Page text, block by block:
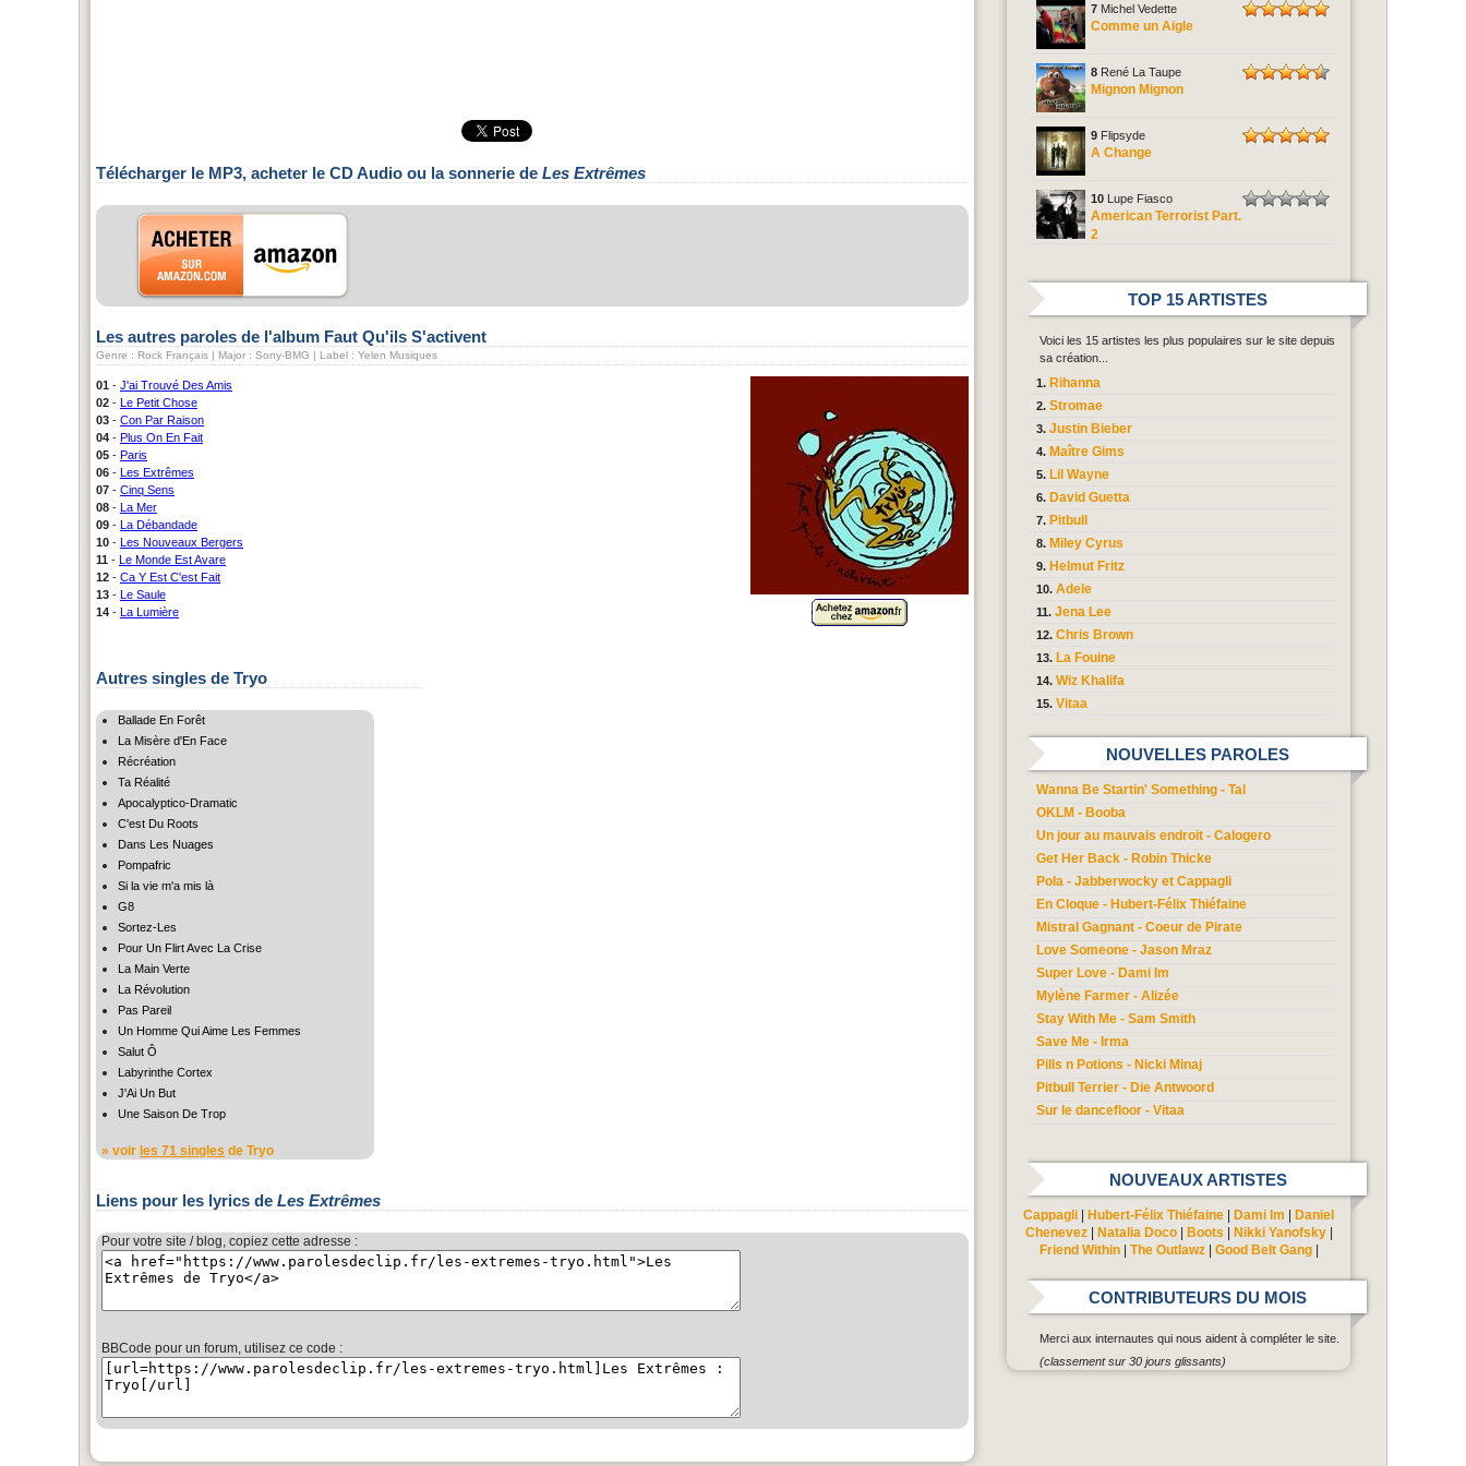
Télécharger le MP3, acheter le CD Audio ou la sonnerie de Les Extrêmes
Les autres paroles de l'album Faut Qu'ils S'activent
Genre : Rock Français | Major : Sony-BMG | Label : Yelen Musiques
01 - J'ai Trouvé Des Amis
02 - Le Petit Chose
03 - Con Par Raison
04 - Plus On En Fait
05 - Paris
06 - Les Extrêmes
07 - Cinq Sens
08 - La Mer
09 - La Débandade
10 - Les Nouveaux Bergers
11 - Le Monde Est Avare
12 - Ca Y Est C'est Fait
13 - Le Saule
14 - La Lumière
Autres singles de Tryo
Ballade En Forêt
La Misère d'En Face
Récréation
Ta Réalité
Apocalyptico-Dramatic
C'est Du Roots
Dans Les Nuages
Pompafric
Si la vie m'a mis là
G8
Sortez-Les
Pour Un Flirt Avec La Crise
La Main Verte
La Révolution
Pas Pareil
Un Homme Qui Aime Les Femmes
Salut Ô
Labyrinthe Cortex
J'Ai Un But
Une Saison De Trop
» voir les 71 singles de Tryo
Liens pour les lyrics de Les Extrêmes
Pour votre site / blog, copiez cette adresse :
BBCode pour un forum, utilisez ce code :
7 Michel Vedette
Comme un Aigle
8 René La Taupe
Mignon Mignon
9 Flipsyde
A Change
10 Lupe Fiasco
American Terrorist Part.
2
TOP 15 ARTISTES
Voici les 15 artistes les plus populaires sur le site depuis
sa création...
Rihanna
Stromae
Justin Bieber
Maître Gims
Lil Wayne
David Guetta
Pitbull
Miley Cyrus
Helmut Fritz
Adele
Jena Lee
Chris Brown
La Fouine
Wiz Khalifa
Vitaa
NOUVELLES PAROLES
Wanna Be Startin' Something - Tal
OKLM - Booba
Un jour au mauvais endroit - Calogero
Get Her Back - Robin Thicke
Pola - Jabberwocky et Cappagli
En Cloque - Hubert-Félix Thiéfaine
Mistral Gagnant - Coeur de Pirate
Love Someone - Jason Mraz
Super Love - Dami Im
Mylène Farmer - Alizée
Stay With Me - Sam Smith
Save Me - Irma
Pills n Potions - Nicki Minaj
Pitbull Terrier - Die Antwoord
Sur le dancefloor - Vitaa
NOUVEAUX ARTISTES
Cappagli Hubert-Félix Thiéfaine Dami Im
Daniel
Chenevez| Natalia Doco| Boots Nikki Yanofsky|
Friend Within| The Outlawz| Good Belt Gang|
CONTRIBUTEURS DU MOIS
Merci aux internautes qui nous aident à compléter le site.
(classement sur 30 jours glissants)